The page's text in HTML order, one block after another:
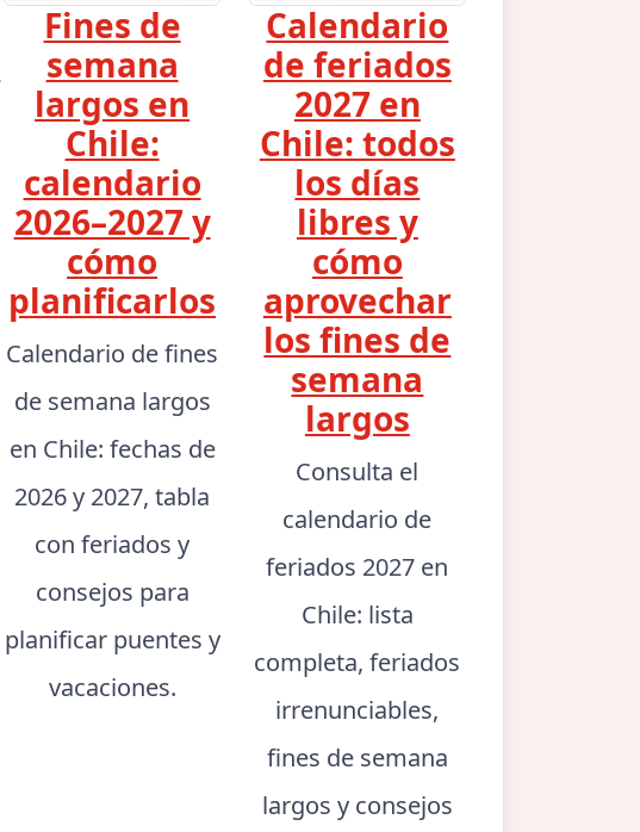
Fines de
semana
largos en
Chile:
calendario
2026–2027 y
cómo
planificarlos
Calendario de fines
de semana largos
en Chile: fechas de
2026 y 2027, tabla
con feriados y
consejos para
planificar puentes y
vacaciones.
Calendario
de feriados
2027 en
Chile: todos
los días
libres y
cómo
aprovechar
los fines de
semana
largos
Consulta el
calendario de
feriados 2027 en
Chile: lista
completa, feriados
irrenunciables,
fines de semana
largos y consejos